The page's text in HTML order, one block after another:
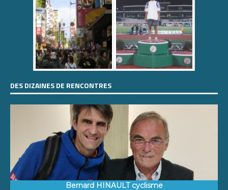
DES DIZAINES DE RENCONTRES
Bernard HINAULT cyclisme